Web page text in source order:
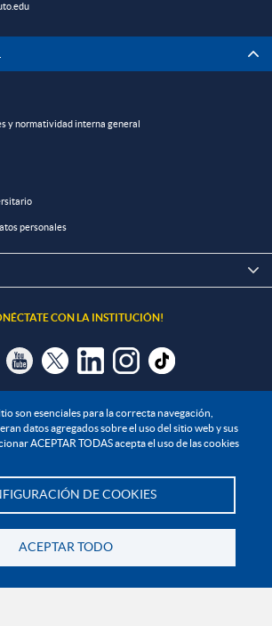
son esenciales para la correcta navegación,
datos agregados sobre el uso del sitio web y sus
ACEPTAR TODAS acepta el uso de las cookies
DE COOKIES
ACEPTAR TODO
y normatividad interna general
personales

CON LA INSTITUCIÓN!
Contáctanos
En Bogotá:+57 6015933004
nacional gratuita:01 8000 11 93 90